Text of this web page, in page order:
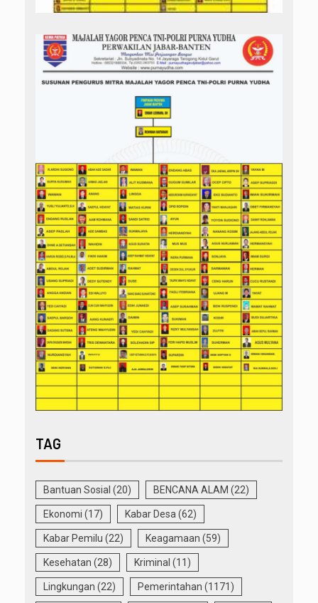
TAG
Bantuan Sosial (20) BENCANA ALAM (22)
Ekonomi (17) Kabar Desa (62)
Kabar Pemilu (22) Keagamaan (59)
Kesehatan (28) Kriminal (11)
Lingkungan (22) Pemerintahan (1171)